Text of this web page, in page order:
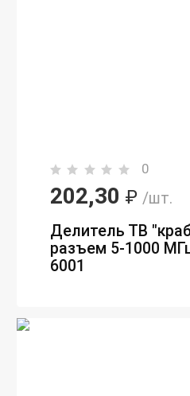
0
202,30 ₽ /шт.
Делитель ТВ
разъем 5-1000
6001